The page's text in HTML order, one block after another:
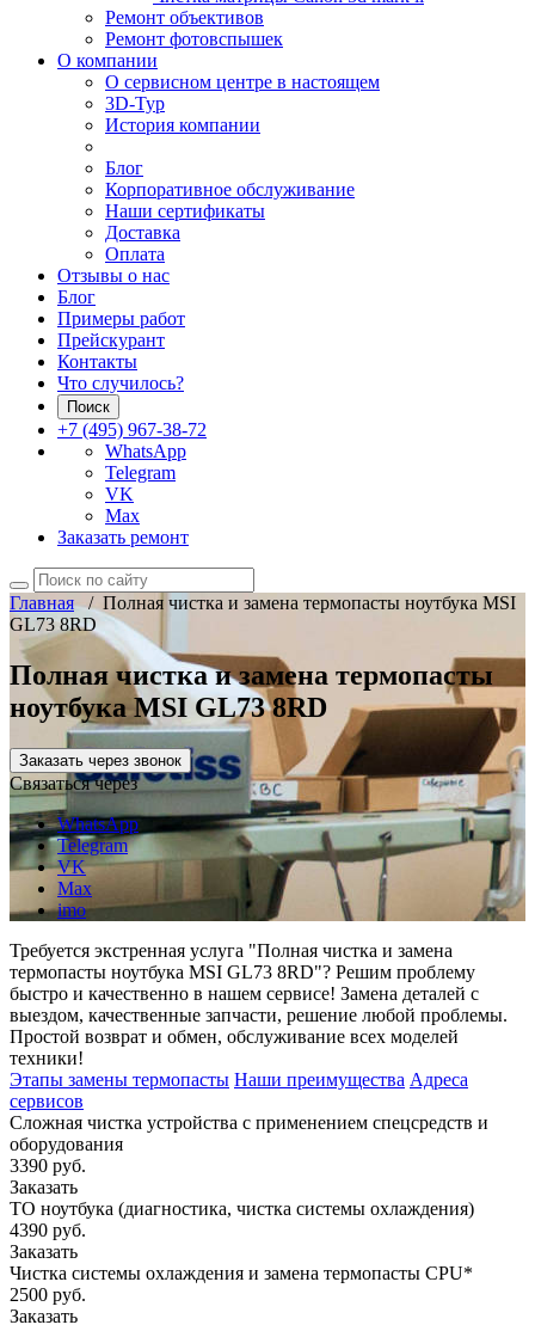
Ремонт объективов
Ремонт фотовспышек
О компании
О сервисном центре в настоящем
3D-Тур
История компании
Блог
Корпоративное обслуживание
Наши сертификаты
Доставка
Оплата
Отзывы о нас
Блог
Примеры работ
Прейскурант
Контакты
Что случилось?
Поиск
+7 (495) 967-38-72
WhatsApp
Telegram
VK
Max
Заказать ремонт
Главная/ Полная чистка и замена термопасты ноутбука MSI
GL73 8RD
Полная чистка и замена термопасты
ноутбука MSI GL73 8RD
Заказать через звонок
Связаться через
WhatsApp
Telegram
VK
Max
imo
Требуется экстренная услуга "Полная чистка и замена
термопасты ноутбука MSI GL73 8RD"? Решим проблему
быстро и качественно в нашем сервисе! Замена деталей с
выездом, качественные запчасти, решение любой проблемы.
Простой возврат и обмен, обслуживание всех моделей
техники!
Этапы замены термопасты Наши преимущества Адреса
сервисов
Сложная чистка устройства с применением спецсредств и
оборудования
3390 руб.
Заказать
ТО ноутбука (диагностика, чистка системы охлаждения)
4390 руб.
Заказать
Чистка системы охлаждения и замена термопасты CPU*
2500 руб.
Заказать